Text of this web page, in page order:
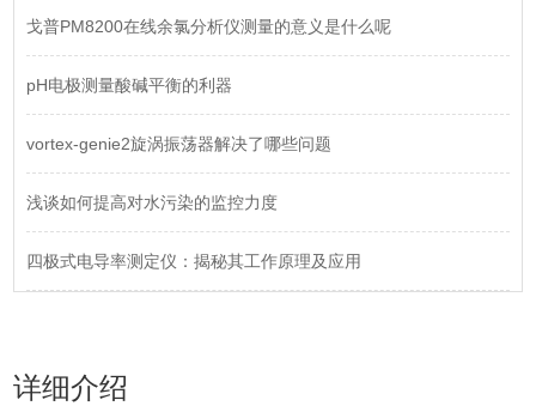
戈普PM8200在线余氯分析仪测量的意义是什么呢
pH电极测量酸碱平衡的利器
vortex-genie2旋涡振荡器解决了哪些问题
浅谈如何提高对水污染的监控力度
四极式电导率测定仪：揭秘其工作原理及应用
详细介绍